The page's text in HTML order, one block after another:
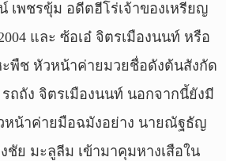
เพชรขุ้ม อดีตฮีโร่เจ้าของเหรียญ
และ ซ้อเอ๋ จิตรเมืองนนท์ หรือ
พืช หัวหน้าค่ายมวยชื่อดังต้นสังกัด
ถถัง จิตรเมืองนนท์ นอกจากนี้ยังมี
หน้าค่ายมือฉมังอย่าง นายณัฐธัญ
ชัย มะลูลีม เข้ามาคุมหางเสือใน